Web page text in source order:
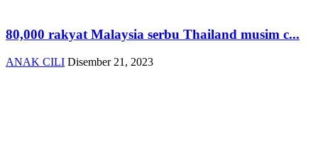
80,000 rakyat Malaysia serbu Thailand musim c...
ANAK CILI Disember 21, 2023